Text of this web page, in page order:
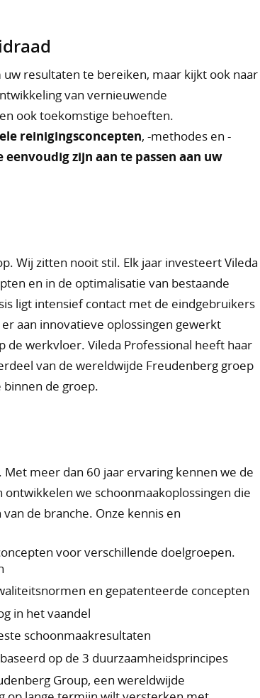
resultaten te bereiken, maar kijkt ook naar
van vernieuwende
ook toekomstige behoeften.
reinigingsconcepten, -methodes en -
eenvoudig zijn aan te passen aan uw
Wij zitten nooit stil. Elk jaar investeert Vileda
en in de optimalisatie van bestaande
ligt intensief contact met de eindgebruikers
aan innovatieve oplossingen gewerkt
werkvloer. Vileda Professional heeft haar
van de wereldwijde Freudenberg groep
de groep.
meer dan 60 jaar ervaring kennen we de
we schoonmaakoplossingen die
de branche. Onze kennis en
voor verschillende doelgroepen.
en gepatenteerde concepten
in het vaandel
schoonmaakresultaten
op de 3 duurzaamheidsprincipes
Group, een wereldwijde